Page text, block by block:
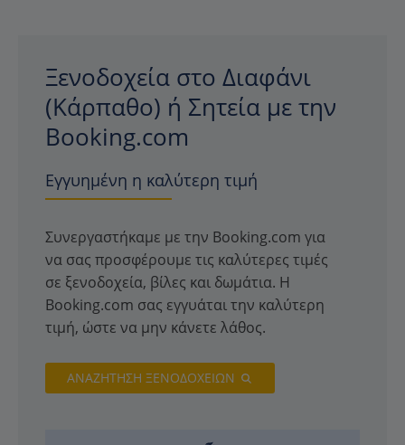
Ξενοδοχεία στο Διαφάνι
(Κάρπαθο) ή Σητεία με την
Booking.com
Εγγυημένη η καλύτερη τιμή
Συνεργαστήκαμε με την Booking.com για
να σας προσφέρουμε τις καλύτερες τιμές
σε ξενοδοχεία, βίλες και δωμάτια. Η
Booking.com σας εγγυάται την καλύτερη
τιμή, ώστε να μην κάνετε λάθος.
ΑΝΑΖΗΤΗΣΗ ΞΕΝΟΔΟΧΕΙΩΝ